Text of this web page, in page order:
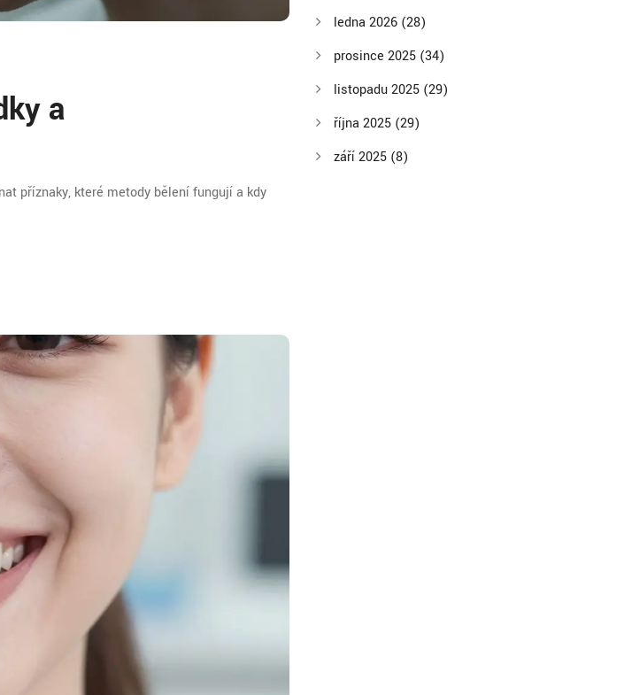
a
příznaky, které metody bělení fungují a kdy
ledna 2026 (28)
prosince 2025 (34)
listopadu 2025 (29)
října 2025 (29)
září 2025 (8)